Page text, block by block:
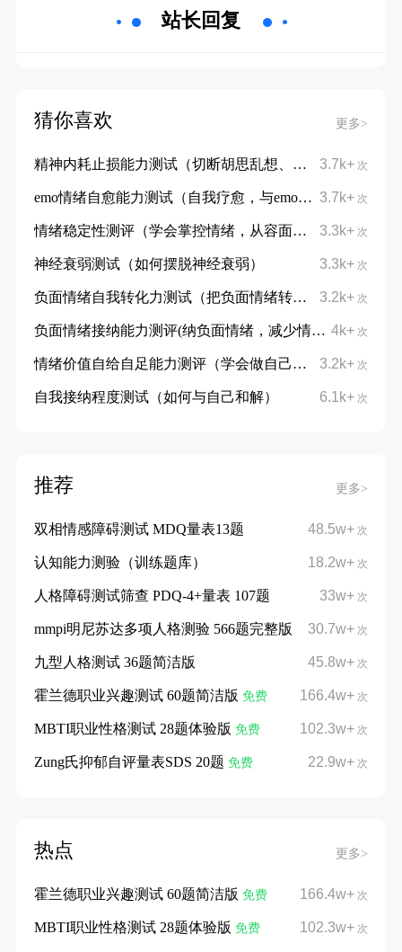
站长回复
猜你喜欢 更多>
3.7k+ 次
精神内耗止损能力测试（切断胡思乱想、停止自我消耗）
3.7k+ 次
emo情绪自愈能力测试（自我疗愈，与emo和平相处）
3.3k+ 次
情绪稳定性测评（学会掌控情绪，从容面对挑战）
3.3k+ 次
神经衰弱测试（如何摆脱神经衰弱）
3.2k+ 次
负面情绪自我转化力测试（把负面情绪转化为成长动力）
4k+ 次
负面情绪接纳能力测评(纳负面情绪，减少情绪内耗)
3.2k+ 次
情绪价值自给自足能力测评（学会做自己的情绪靠山）
6.1k+ 次
自我接纳程度测试（如何与自己和解）
推荐 更多>
48.5w+ 次
双相情感障碍测试 MDQ量表13题
18.2w+ 次
认知能力测验（训练题库）
33w+ 次
人格障碍测试筛查 PDQ-4+量表 107题
30.7w+ 次
mmpi明尼苏达多项人格测验 566题完整版
45.8w+ 次
九型人格测试 36题简洁版
166.4w+ 次
霍兰德职业兴趣测试 60题简洁版 免费
102.3w+ 次
MBTI职业性格测试 28题体验版 免费
22.9w+ 次
Zung氏抑郁自评量表SDS 20题 免费
热点 更多>
166.4w+ 次
霍兰德职业兴趣测试 60题简洁版 免费
102.3w+ 次
MBTI职业性格测试 28题体验版 免费